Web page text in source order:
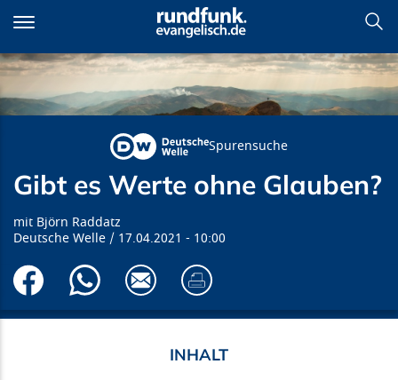
zum
Inhalt
Gibt es Werte ohne Glauben?
Spurensuche
Gibt es Werte ohne Glauben?
Björn Raddatz
Deutsche Welle
17.04.2021 10:00